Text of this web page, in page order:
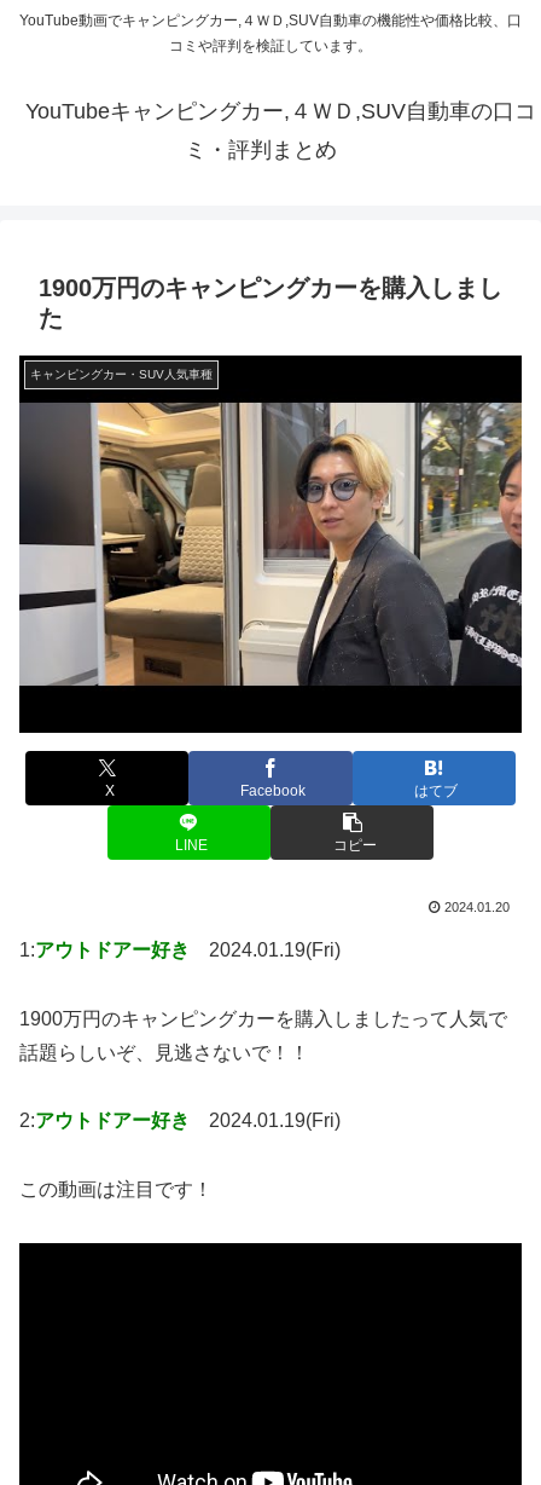
YouTube動画でキャンピングカー,４ＷＤ,SUV自動車の機能性や価格比較、口
コミや評判を検証しています。
YouTubeキャンピングカー,４ＷＤ,SUV自動車の口コ
ミ・評判まとめ
1900万円のキャンピングカーを購入しまし
た
キャンピングカー・SUV人気車種
X Facebook はてブ
LINE コピー
2024.01.20
1:アウトドアー好き 2024.01.19(Fri)
1900万円のキャンピングカーを購入しましたって人気で
話題らしいぞ、見逃さないで！！
2:アウトドアー好き 2024.01.19(Fri)
この動画は注目です！